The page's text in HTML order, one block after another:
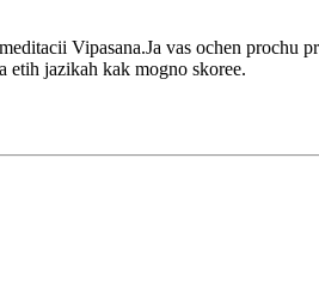
Vipasana.Ja vas ochen prochu
etih jazikah kak mogno skoree.